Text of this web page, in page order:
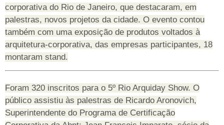
corporativa do Rio de Janeiro, que destacaram, em
palestras, novos projetos da cidade. O evento contou
também com uma exposição de produtos voltados à
arquitetura-corporativa, das empresas participantes, 18
montaram stand.
Foram 320 inscritos para o 5º Rio Arquiday Show. O
público assistiu às palestras de Ricardo Aronovich,
Superintendente do Programa de Certificação